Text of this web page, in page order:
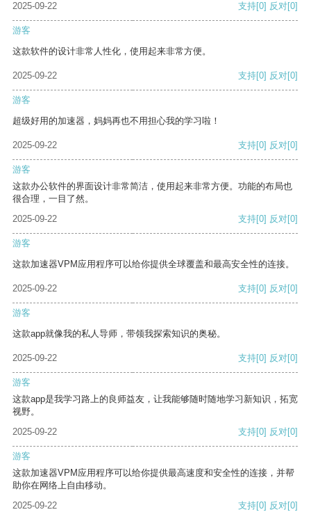
2025-09-22
支持[0] 反对[0]
游客
这款软件的设计非常人性化，使用起来非常方便。
2025-09-22 支持[0] 反对[0]
游客
超级好用的加速器，妈妈再也不用担心我的学习啦！
2025-09-22 支持[0] 反对[0]
游客
这款办公软件的界面设计非常简洁，使用起来非常方便。功能的布局也
很合理，一目了然。
2025-09-22
支持[0] 反对[0]
游客
这款加速器VPM应用程序可以给你提供全球覆盖和最高安全性的连接。
2025-09-22 支持[0] 反对[0]
游客
这款app就像我的私人导师，带领我探索知识的奥秘。
2025-09-22 支持[0] 反对[0]
游客
这款app是我学习路上的良师益友，让我能够随时随地学习新知识，拓宽
视野。
2025-09-22
支持[0] 反对[0]
游客
这款加速器VPM应用程序可以给你提供最高速度和安全性的连接，并帮
助你在网络上自由移动。
2025-09-22
支持[0] 反对[0]